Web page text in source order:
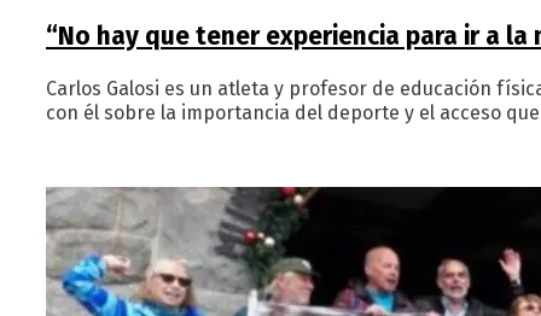
“No hay que tener experiencia para ir a
Carlos Galosi es un atleta y profesor de educación
con él sobre la importancia del deporte y el acceso